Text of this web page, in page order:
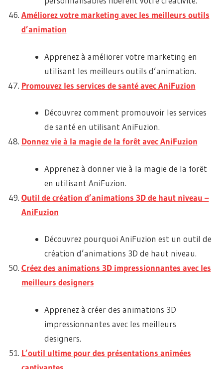
Améliorez votre marketing avec les meilleurs outils
d’animation
Apprenez à améliorer votre marketing en
utilisant les meilleurs outils d’animation.
Promouvez les services de santé avec AniFuzion
Découvrez comment promouvoir les services
de santé en utilisant AniFuzion.
Donnez vie à la magie de la forêt avec AniFuzion
Apprenez à donner vie à la magie de la forêt
en utilisant AniFuzion.
Outil de création d’animations 3D de haut niveau –
AniFuzion
Découvrez pourquoi AniFuzion est un outil de
création d’animations 3D de haut niveau.
Créez des animations 3D impressionnantes avec les
meilleurs designers
Apprenez à créer des animations 3D
impressionnantes avec les meilleurs
designers.
L’outil ultime pour des présentations animées